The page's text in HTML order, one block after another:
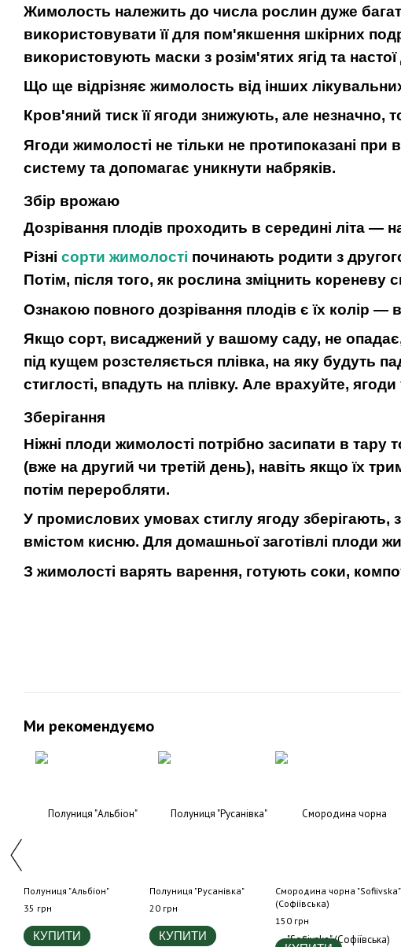
Жимолость належить до числа рослин дуже
використовувати її для пом'якшення шкірних
використовують маски з розім'ятих ягід та
Що ще відрізняє жимолость від інших
Кров'яний тиск її ягоди знижують, але незначно,
Ягоди жимолості не тільки не протипоказані при
систему та допомагає уникнути набряків.
Збір врожаю
Дозрівання плодів проходить в середині літа —
Різні сорти жимолості починають родити з
Потім, після того, як рослина зміцнить
Ознакою повного дозрівання плодів є їх колір —
Якщо сорт, висаджений у вашому саду, не
під кущем розстеляється плівка, на яку будуть
стиглості, впадуть на плівку. Але врахуйте,
Зберігання
Ніжні плоди жимолості потрібно засипати в
(вже на другий чи третій день), навіть якщо їх
потім переробляти.
У промислових умовах стиглу ягоду зберігають,
вмістом кисню. Для домашньої заготівлі плоди
З жимолості варять варення, готують соки,
Ми рекомендуємо
Полуниця "Альбіон"
35 грн
КУПИТИ
Полуниця "Русанівка"
20 грн
КУПИТИ
Смородина чорна "Sofiivska"
(Софіївська)
150 грн